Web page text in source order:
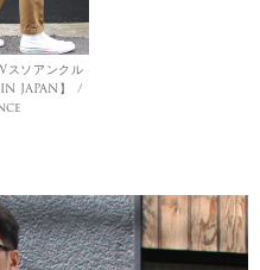
スソアンクル
JAPAN】 /